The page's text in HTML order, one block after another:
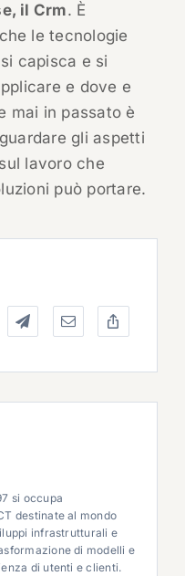
il Crm. È
le tecnologie
capisca e si
e dove e
mai in passato è
gli aspetti
lavoro che
può portare.
si occupa
destinate al mondo
infrastrutturali e
di modelli e
di utenti e clienti.